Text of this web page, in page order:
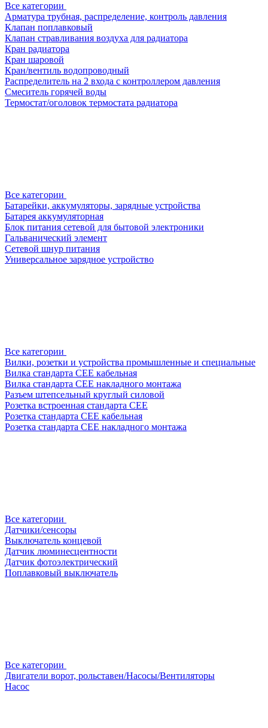
Все категории
Арматура трубная, распределение, контроль давления
Клапан поплавковый
Клапан стравливания воздуха для радиатора
Кран радиатора
Кран шаровой
Кран/вентиль водопроводный
Распределитель на 2 входа с контроллером давления
Смеситель горячей воды
Термостат/оголовок термостата радиатора
Все категории
Батарейки, аккумуляторы, зарядные устройства
Батарея аккумуляторная
Блок питания сетевой для бытовой электроники
Гальванический элемент
Сетевой шнур питания
Универсальное зарядное устройство
Все категории
Вилки, розетки и устройства промышленные и специальные
Вилка стандарта CEE кабельная
Вилка стандарта CEE накладного монтажа
Разъем штепсельный круглый силовой
Розетка встроенная стандарта CEE
Розетка стандарта СЕЕ кабельная
Розетка стандарта СЕЕ накладного монтажа
Все категории
Датчики/сенсоры
Выключатель концевой
Датчик люминесцентности
Датчик фотоэлектрический
Поплавковый выключатель
Все категории
Двигатели ворот, рольставен/Насосы/Вентиляторы
Насос